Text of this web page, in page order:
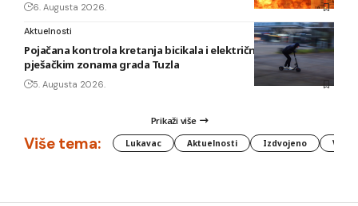
6. Augusta 2026.
Aktuelnosti
Pojačana kontrola kretanja bicikala i električnih romobila u
pješačkim zonama grada Tuzla
5. Augusta 2026.
Prikaži više
Više tema: Lukavac Aktuelnosti Izdvojeno